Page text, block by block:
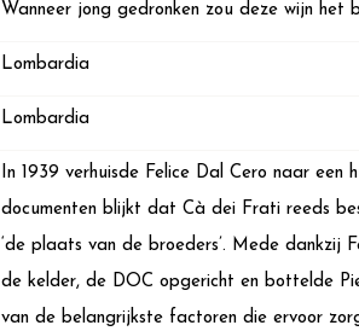
Wanneer jong gedronken zou deze wijn het
Lombardia
Lombardia
In 1939 verhuisde Felice Dal Cero naar
documenten blijkt dat Cà dei Frati reeds
‘de plaats van de broeders’. Mede dankzij
de kelder, de DOC opgericht en bottelde
van de belangrijkste factoren die ervoor